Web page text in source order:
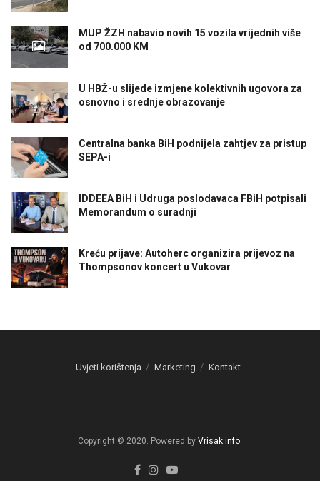
MUP ŽZH nabavio novih 15 vozila vrijednih više
od 700.000 KM
U HBŽ-u slijede izmjene kolektivnih ugovora za
osnovno i srednje obrazovanje
Centralna banka BiH podnijela zahtjev za pristup
SEPA-i
IDDEEA BiH i Udruga poslodavaca FBiH potpisali
Memorandum o suradnji
Kreću prijave: Autoherc organizira prijevoz na
Thompsonov koncert u Vukovar
Uvjeti korištenja Marketing Kontakt
Copyright © 2020. Powered by Vrisak.info.